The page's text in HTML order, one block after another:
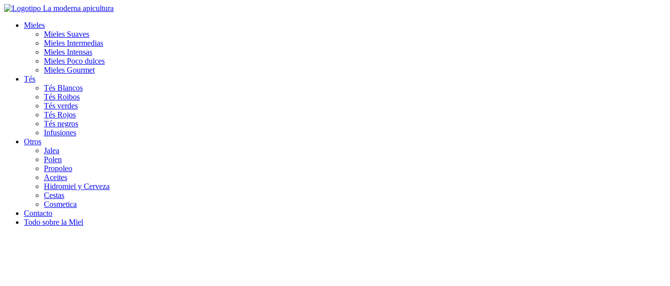
Ir
contenidoMieles
Mieles Suaves
Mieles Intermedias
Mieles Intensas
Mieles Poco dulces
Mieles Gourmet
Tés
Tés Blancos
Tés Roibos
Tés verdes
Tés Rojos
Tés negros
Infusiones
Otros
Jalea
Polen
Propoleo
Aceites
Hidromiel y Cerveza
Cestas
Cosmetica
Contacto
Todo sobre la Miel